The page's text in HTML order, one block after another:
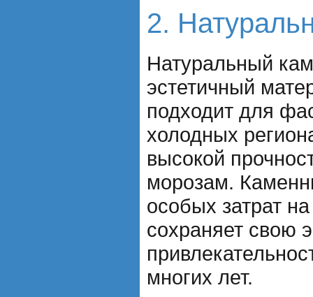
2.
Натуральный
эстетичный
подходит для
холодных
высокой
морозам.
особых затрат
сохраняет свою
многих лет.